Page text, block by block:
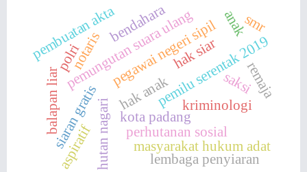
pemungutan suara ulangpemilu serentak 2019
kota padang
hutan nagari
perhutanan sosial
masyarakat hukum adat
hak siar
siaran gratis
lembaga penyiaran
pegawai negeri sipil
kriminologi
balapan liar remaja
notaris
pembuatan akta
saksi
hak anak
aspiratif
anaksmr
bendahara
polri